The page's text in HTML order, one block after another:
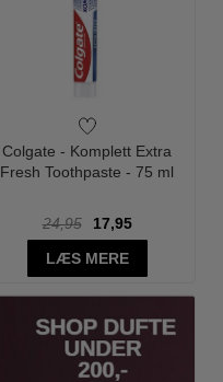
Colgate - Komplett Extra
Fresh Toothpaste - 75 ml
24,95
17,95
LÆS MERE